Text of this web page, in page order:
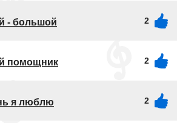
- большой 2
помощник 2
я люблю 2